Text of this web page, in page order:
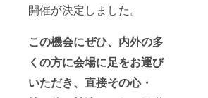
開催が決定しました。
この機会にぜひ、内外の多
くの方に会場に足をお運び
いただき、直接その心・